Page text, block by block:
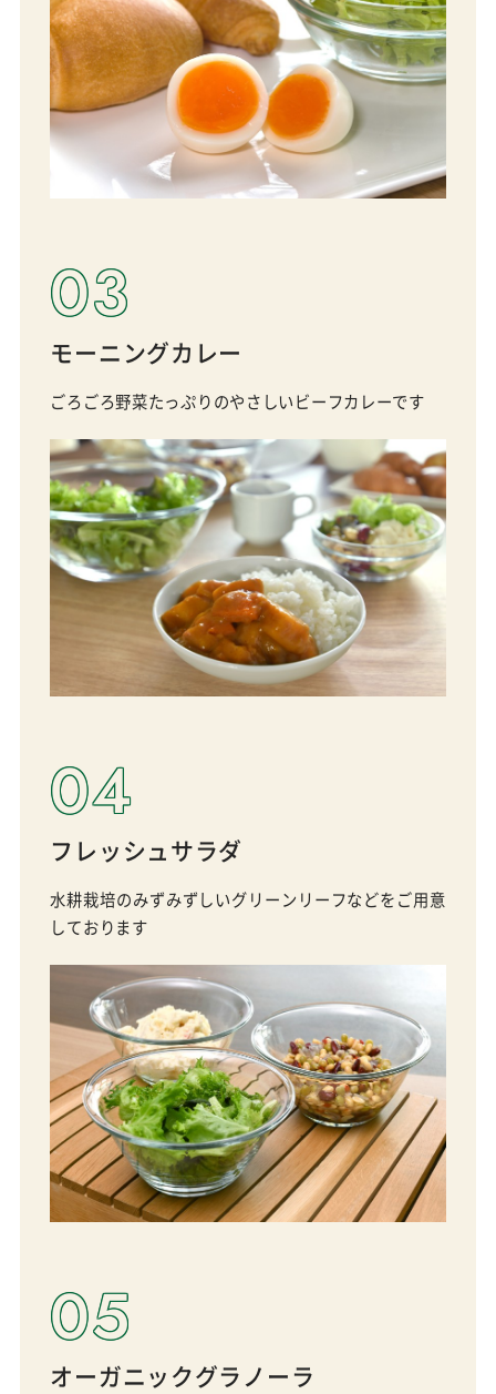
03
モーニングカレー
ごろごろ野菜たっぷりのやさしいビーフカレーです
04
フレッシュサラダ
水耕栽培のみずみずしいグリーンリーフなどをご用意
しております
05
オーガニックグラノーラ